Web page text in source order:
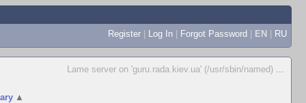
Register | Log In | Forgot Password | EN | RU
Lame server on 'guru.rada.kiev.ua' (/usr/sbin/named) ...
▲